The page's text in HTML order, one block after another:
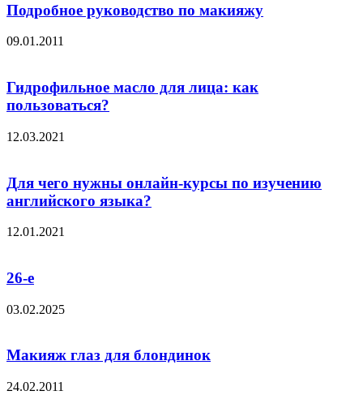
Подробное руководство по макияжу
09.01.2011
Гидрофильное масло для лица: как
пользоваться?
12.03.2021
Для чего нужны онлайн-курсы по изучению
английского языка?
12.01.2021
26-е
03.02.2025
Макияж глаз для блондинок
24.02.2011